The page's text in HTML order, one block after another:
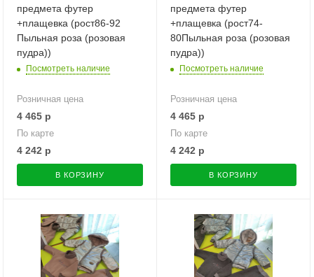
предмета футер
+плащевка (рост86-92
Пыльная роза (розовая
пудра))
Посмотреть наличие
Розничная цена
4 465 р
По карте
4 242 р
В КОРЗИНУ
предмета футер
+плащевка (рост74-
80Пыльная роза (розовая
пудра))
Посмотреть наличие
Розничная цена
4 465 р
По карте
4 242 р
В КОРЗИНУ